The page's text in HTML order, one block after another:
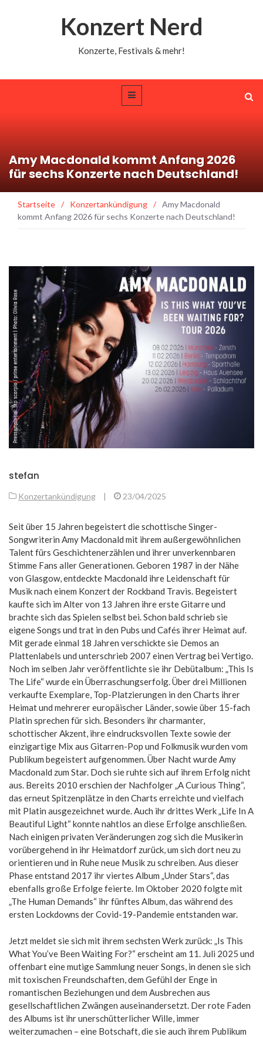
Konzert Nerd
Konzerte, Festivals & mehr!
Amy Macdonald kommt Anfang 2026
für sechs Konzerte nach Deutschland!
Startseite / Konzertankündigung / Amy Macdonald
kommt Anfang 2026 für sechs Konzerte nach Deutschland!
stefan
Konzertankündigung | 23/04/2025
Seit über 15 Jahren begeistert die schottische Singer-
Songwriterin Amy Macdonald mit ihrem außergewöhnlichen
Talent fürs Geschichtenerzählen und ihrer unverkennbaren
Stimme Fans aller Generationen. Geboren 1987 in der Nähe
von Glasgow, entdeckte Macdonald ihre Leidenschaft für
Musik nach einem Konzert der Rockband Travis. Begeistert
kaufte sich im Alter von 13 Jahren ihre erste Gitarre und
brachte sich das Spielen selbst bei. Schon bald schrieb sie
eigene Songs und trat in den Pubs und Cafés ihrer Heimat auf.
Mit gerade einmal 18 Jahren verschickte sie Demos an
Plattenlabels und unterschrieb 2007 einen Vertrag bei Vertigo.
Noch im selben Jahr veröffentlichte sie ihr Debütalbum: „This Is
The Life“ wurde ein Überraschungserfolg. Über drei Millionen
verkaufte Exemplare, Top-Platzierungen in den Charts ihrer
Heimat und mehrerer europäischer Länder, sowie über 15-fach
Platin sprechen für sich. Besonders ihr charmanter,
schottischer Akzent, ihre eindrucksvollen Texte sowie der
einzigartige Mix aus Gitarren-Pop und Folkmusik wurden vom
Publikum begeistert aufgenommen. Über Nacht wurde Amy
Macdonald zum Star. Doch sie ruhte sich auf ihrem Erfolg nicht
aus. Bereits 2010 erschien der Nachfolger „A Curious Thing“,
das erneut Spitzenplätze in den Charts erreichte und vielfach
mit Platin ausgezeichnet wurde. Auch ihr drittes Werk „Life In A
Beautiful Light“ konnte nahtlos an diese Erfolge anschließen.
Nach einigen privaten Veränderungen zog sich die Musikerin
vorübergehend in ihr Heimatdorf zurück, um sich dort neu zu
orientieren und in Ruhe neue Musik zu schreiben. Aus dieser
Phase entstand 2017 ihr viertes Album „Under Stars“, das
ebenfalls große Erfolge feierte. Im Oktober 2020 folgte mit
„The Human Demands“ ihr fünftes Album, das während des
ersten Lockdowns der Covid-19-Pandemie entstanden war.
Jetzt meldet sie sich mit ihrem sechsten Werk zurück: „Is This
What You’ve Been Waiting For?“ erscheint am 11. Juli 2025 und
offenbart eine mutige Sammlung neuer Songs, in denen sie sich
mit toxischen Freundschaften, dem Gefühl der Enge in
romantischen Beziehungen und dem Ausbrechen aus
gesellschaftlichen Zwängen auseinandersetzt. Der rote Faden
des Albums ist ihr unerschütterlicher Wille, immer
weiterzumachen – eine Botschaft, die sie auch ihrem Publikum